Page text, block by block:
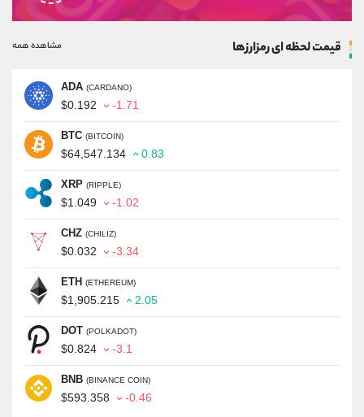
قیمت لحظه ای رمزارزها مشاهده همه
ADA (CARDANO)
$0.192 -1.71
BTC (BITCOIN)
$64,547.134 0.83
XRP (RIPPLE)
$1.049 -1.02
CHZ (CHILIZ)
$0.032 -3.34
ETH (ETHEREUM)
$1,905.215 2.05
DOT (POLKADOT)
$0.824 -3.1
BNB (BINANCE COIN)
$593.358 -0.46